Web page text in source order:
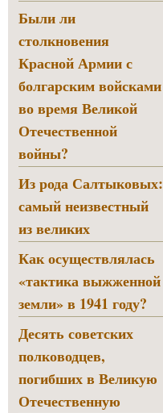
Были ли
столкновения
Красной Армии с
болгарским войсками
во время Великой
Отечественной
войны?
Из рода Салтыковых:
самый неизвестный
из великих
Как осуществлялась
«тактика выжженной
земли» в 1941 году?
Десять советских
полководцев,
погибших в Великую
Отечественную